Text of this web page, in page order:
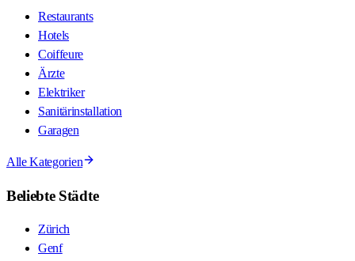
Restaurants
Hotels
Coiffeure
Ärzte
Elektriker
Sanitärinstallation
Garagen
Alle Kategorien
Beliebte Städte
Zürich
Genf